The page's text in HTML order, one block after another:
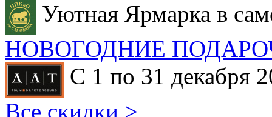
Уютная Ярмарка в
НОВОГОДНИЕ
С 1 по 31 декабря
Все скидки >